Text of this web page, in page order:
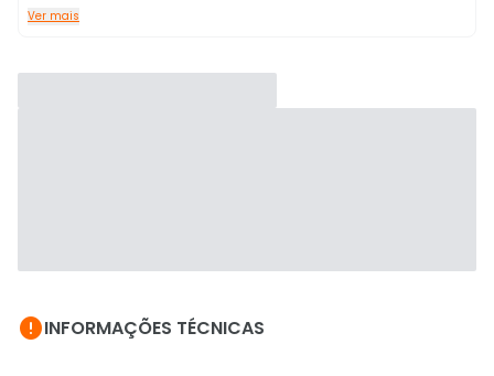
Ver mais
INFORMAÇÕES TÉCNICAS